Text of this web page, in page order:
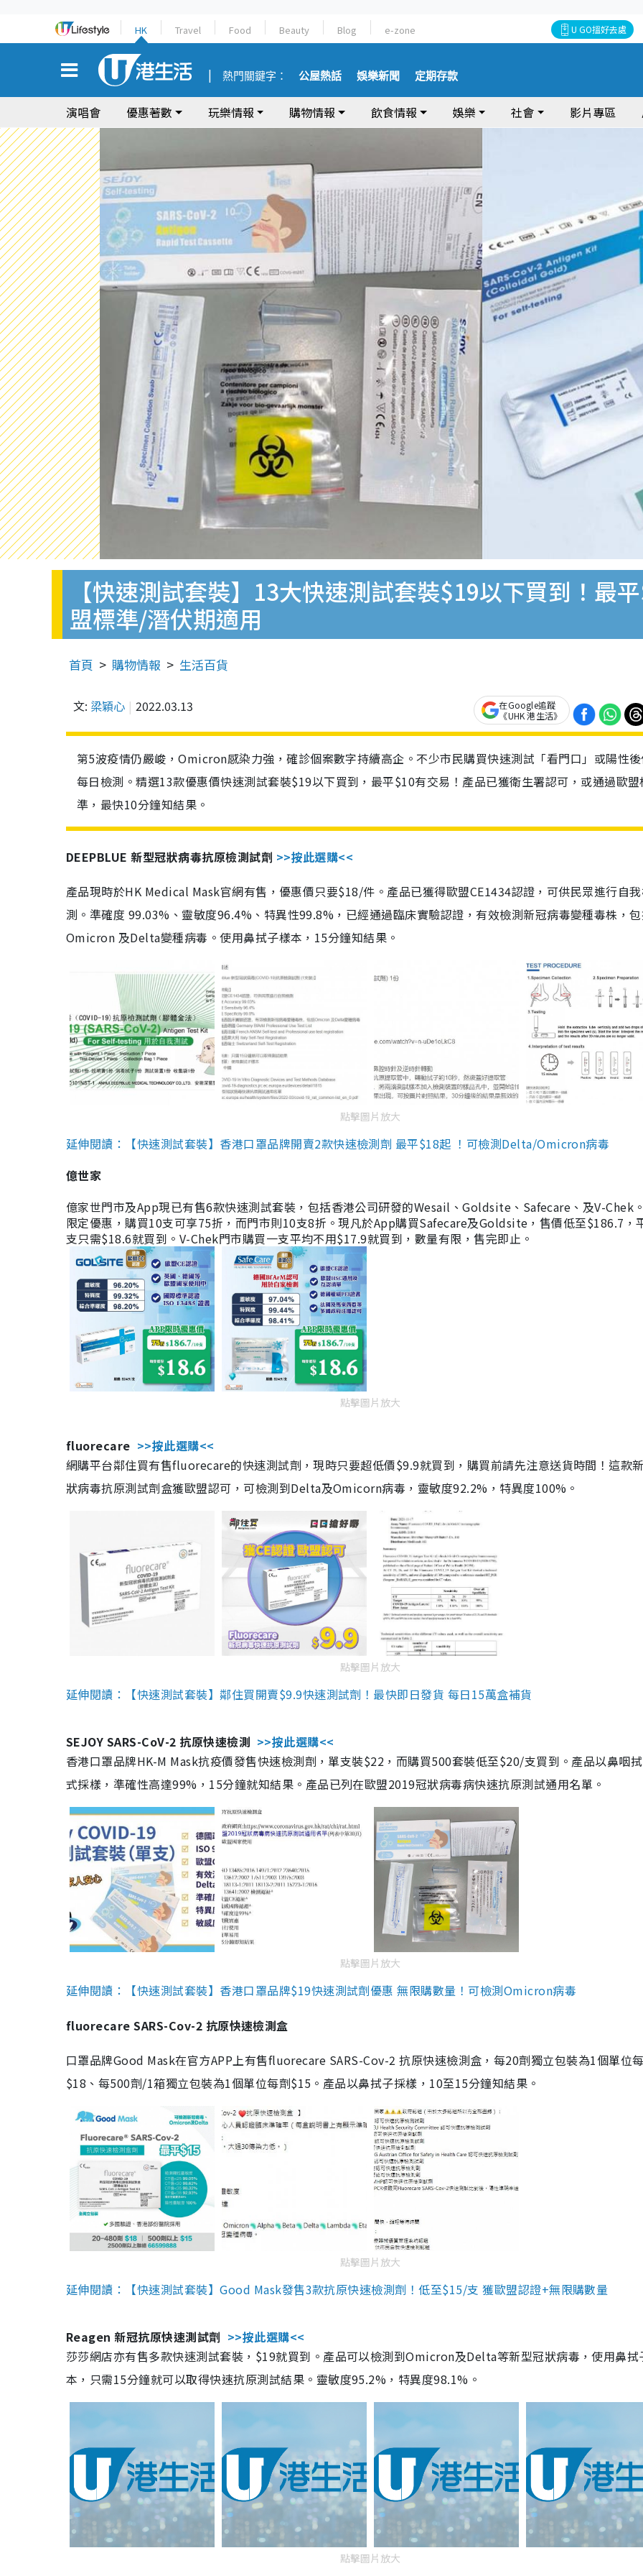
HK Travel Food Beauty Blog e-zone U GO搵好去處
熱門關鍵字： 公屋熱話 娛樂新聞 定期存款
演唱會 優惠著數 玩樂情報 購物情報 飲食情報 娛樂 社會 影片專區
【快速測試套裝】13大快速測試套裝$19以下買到！最
盟標準/潛伏期適用
首頁 購物情報 生活百貨
文: 梁穎心 2022.03.13
在Google追蹤
《UHK 港生活》
第5波疫情仍嚴峻，Omicron感染力強，確診個案數字持續高企。不少市民購買快速測試「看門口」或陽性
每日檢測。精選13款優惠價快速測試套裝$19以下買到，最平$10有交易！產品已獲衛生署認可，或通過歐盟
準，最快10分鐘知結果。
DEEPBLUE 新型冠狀病毒抗原檢測試劑 >>按此選購<<
產品現時於HK Medical Mask官網有售，優惠價只要$18/件。產品已獲得歐盟CE1434認證，可供民眾進行自
測。準確度 99.03%、靈敏度96.4%、特異性99.8%，已經通過臨床實驗認證，有效檢測新冠病毒變種毒株，
Omicron 及Delta變種病毒。使用鼻拭子樣本，15分鐘知結果。
點擊圖片放大
延伸閱讀：【快速測試套裝】香港口罩品牌開賣2款快速檢測劑 最平$18起 ！可檢測Delta/Omicron病毒
億世家
億家世門市及App現已有售6款快速測試套裝，包括香港公司研發的Wesail、Goldsite、Safecare、及V-Chek
限定優惠，購買10支可享75折，而門市則10支8折。現凡於App購買Safecare及Goldsite，售價低至$186.7，
支只需$18.6就買到。V-Chek門市購買一支平均不用$17.9就買到，數量有限，售完即止。
點擊圖片放大
fluorecare >>按此選購<<
網購平台鄰住買有售fluorecare的快速測試劑，現時只要超低價$9.9就買到，購買前請先注意送貨時間！這款
狀病毒抗原測試劑盒獲歐盟認可，可檢測到Delta及Omicorn病毒，靈敏度92.2%，特異度100%。
點擊圖片放大
延伸閱讀：【快速測試套裝】鄰住買開賣$9.9快速測試劑！最快即日發貨 每日15萬盒補貨
SEJOY SARS-CoV-2 抗原快速檢測 >>按此選購<<
香港口罩品牌HK-M Mask抗疫價發售快速檢測劑，單支裝$22，而購買500套裝低至$20/支買到。產品以鼻咽
式採樣，準確性高達99%，15分鐘就知結果。產品已列在歐盟2019冠狀病毒病快速抗原測試通用名單。
點擊圖片放大
延伸閱讀：【快速測試套裝】香港口罩品牌$19快速測試劑優惠 無限購數量！可檢測Omicron病毒
fluorecare SARS-Cov-2 抗原快速檢測盒
口罩品牌Good Mask在官方APP上有售fluorecare SARS-Cov-2 抗原快速檢測盒，每20劑獨立包裝為1個單位
$18、每500劑/1箱獨立包裝為1個單位每劑$15。產品以鼻拭子採樣，10至15分鐘知結果。
點擊圖片放大
延伸閱讀：【快速測試套裝】Good Mask發售3款抗原快速檢測劑！低至$15/支 獲歐盟認證+無限購數量
Reagen 新冠抗原快速測試劑 >>按此選購<<
莎莎網店亦有售多款快速測試套裝，$19就買到。產品可以檢測到Omicron及Delta等新型冠狀病毒，使用鼻拭
本，只需15分鐘就可以取得快速抗原測試結果。靈敏度95.2%，特異度98.1%。
點擊圖片放大